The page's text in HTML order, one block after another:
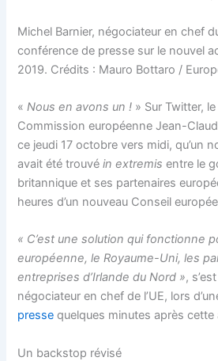
Michel Barnier, négociateur en chef
conférence de presse sur le nouvel
2019. Crédits : Mauro Bottaro /
«Nous en avons un ! » Sur Twitter,
Commission européenne Jean-
ce jeudi 17 octobre vers midi, qu’un
avait été trouvéin extremis entre le
britannique et ses partenaires
heures d’un nouveau Conseil
« C’est une solution qui fonctionne
européenne, le Royaume-Uni, les
entreprises d’Irlande du Nord »,
négociateur en chef de l’UE, lors
presse quelques minutes après cette
Un backstop révisé